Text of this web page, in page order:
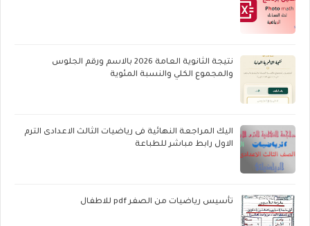
نتيجة الثانوية العامة 2026 بالاسم ورقم الجلوس
والمجموع الكلي والنسبة المئوية
اليك المراجعة النهائية فى رياضيات الثالث الاعدادى الترم
الاول رابط مباشر للطباعة
تأسيس رياضيات من الصفر pdf للاطفال